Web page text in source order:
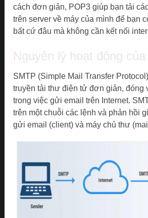
cách đơn giản, POP3 giúp bạn tải
trên server về máy của mình để bạn
bất cứ đâu mà không cần kết nối
Nguyên lý hoạt động
SMTP (Simple Mail Transfer
truyền tải thư điện tử đơn giản, đóng
trong việc gửi email trên Internet.
trên một chuỗi các lệnh và phản hồi
gửi email (client) và máy chủ thư